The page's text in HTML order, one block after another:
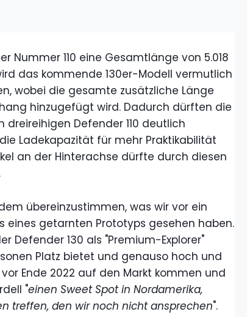
Nummer 110 eine Gesamtlänge von 5.018
das kommende 130er-Modell vermutlich
wobei die gesamte zusätzliche Länge
hinzugefügt wird. Dadurch dürften die
Defender 110 deutlich
Ladekapazität für mehr Praktikabilität
an der Hinterachse dürfte durch diesen
übereinzustimmen, was wir vor ein
eines getarnten Prototyps gesehen haben.
Defender 130 als "Premium-Explorer"
Platz bietet und genauso hoch und
vor Ende 2022 auf den Markt kommen und
"einen Sweet Spot in Nordamerika,
treffen, den wir noch nicht ansprechen".